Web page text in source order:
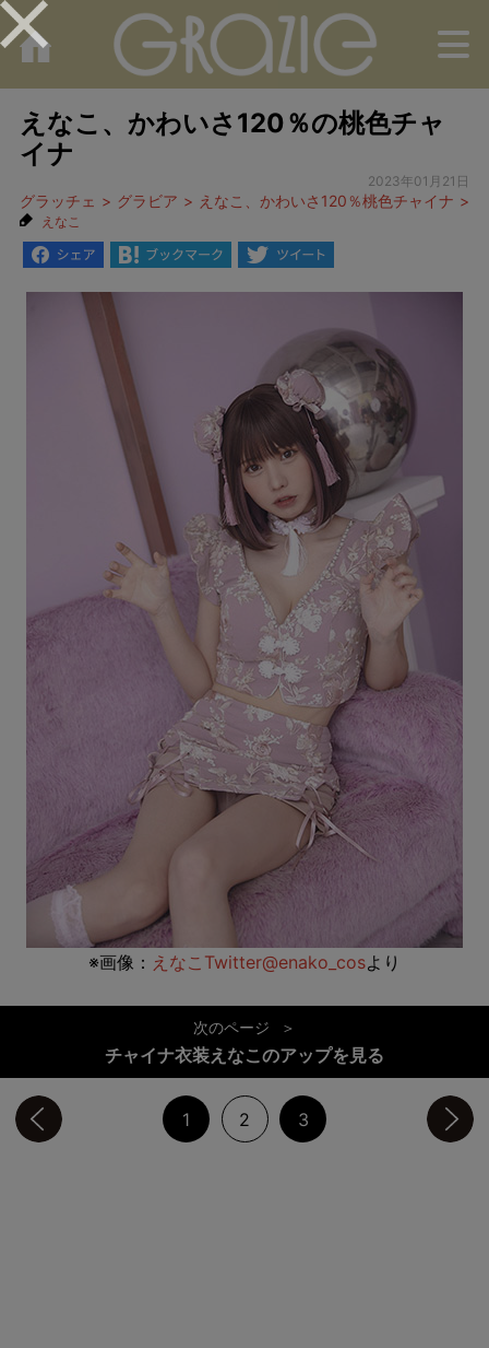
えなこ、かわいさ120％の桃色チャ
イナ
2023年01月21日
グラッチェ グラビア えなこ、かわいさ120％桃色チャイナ
えなこ
※画像： えなこTwitter@enako_cosより
次のページ
チャイナ衣装えなこのアップを見る
前のページへ
1 2 3
次のページへ